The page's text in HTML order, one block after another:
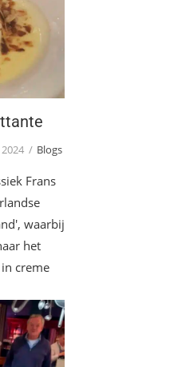
Blogs
Frans
waarbij
het
creme